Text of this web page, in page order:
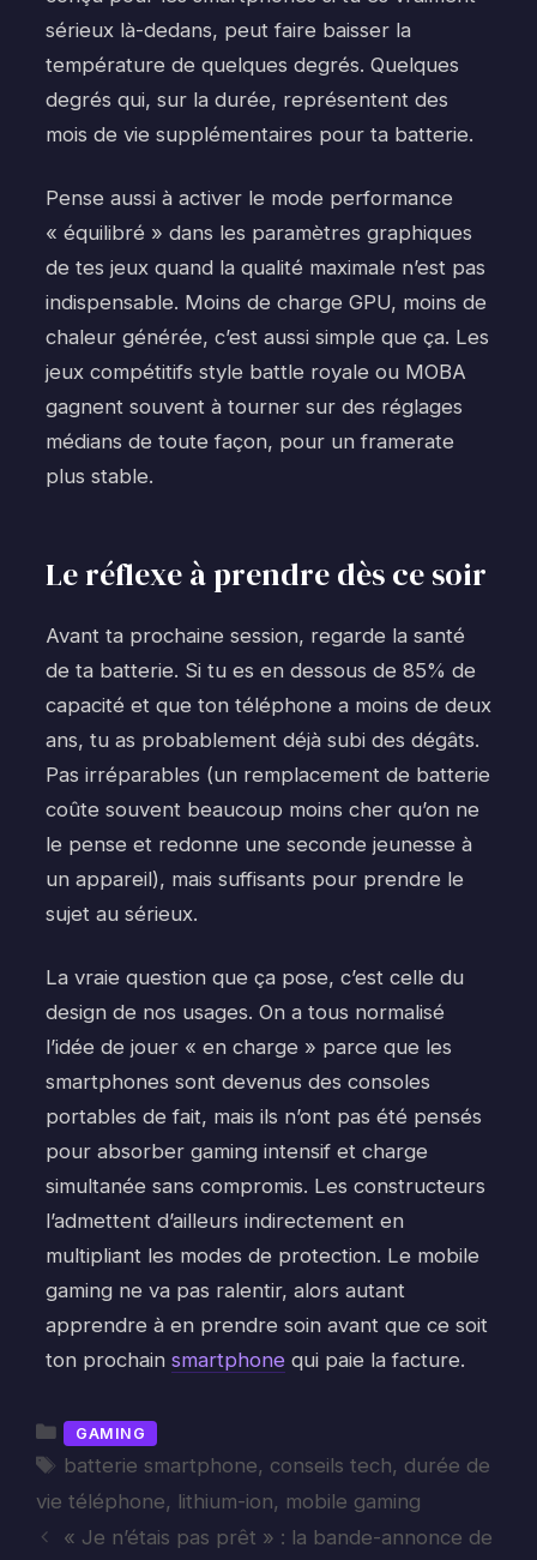
sérieux là-dedans, peut faire baisser la
température de quelques degrés. Quelques
degrés qui, sur la durée, représentent des
mois de vie supplémentaires pour ta batterie.
Pense aussi à activer le mode performance
« équilibré » dans les paramètres graphiques
de tes jeux quand la qualité maximale n’est pas
indispensable. Moins de charge GPU, moins de
chaleur générée, c’est aussi simple que ça. Les
jeux compétitifs style battle royale ou MOBA
gagnent souvent à tourner sur des réglages
médians de toute façon, pour un framerate
plus stable.
Le réflexe à prendre dès ce soir
Avant ta prochaine session, regarde la santé
de ta batterie. Si tu es en dessous de 85% de
capacité et que ton téléphone a moins de deux
ans, tu as probablement déjà subi des dégâts.
Pas irréparables (un remplacement de batterie
coûte souvent beaucoup moins cher qu’on ne
le pense et redonne une seconde jeunesse à
un appareil), mais suffisants pour prendre le
sujet au sérieux.
La vraie question que ça pose, c’est celle du
design de nos usages. On a tous normalisé
l’idée de jouer « en charge » parce que les
smartphones sont devenus des consoles
portables de fait, mais ils n’ont pas été pensés
pour absorber gaming intensif et charge
simultanée sans compromis. Les constructeurs
l’admettent d’ailleurs indirectement en
multipliant les modes de protection. Le mobile
gaming ne va pas ralentir, alors autant
apprendre à en prendre soin avant que ce soit
ton prochain smartphone qui paie la facture.
Catégories
GAMING
Étiquettes
batterie smartphone, conseils tech, durée de
vie téléphone, lithium-ion, mobile gaming
« Je n’étais pas prêt » : la bande-annonce de